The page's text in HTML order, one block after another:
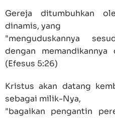
Gereja ditumbuhkan
dinamis, yang
"menguduskannya
dengan
(Efesus 5:26)
Kristus akan datang
sebagai milik-Nya,
"bagaikan pengantin